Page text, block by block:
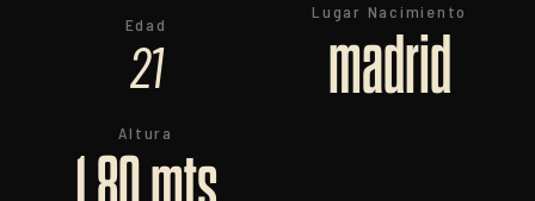
Edad
21
Lugar Nacimiento
madrid
Altura